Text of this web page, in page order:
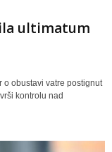
ultimatum
o obustavi vatre postignut
kontrolu nad